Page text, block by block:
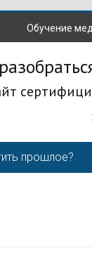
Обучение
прошлое?